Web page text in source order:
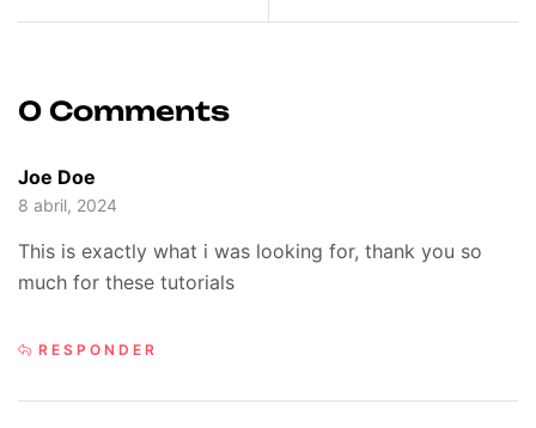
Group
0 Comments
Joe Doe
8 abril, 2024
This is exactly what i was looking for, thank you so
much for these tutorials
RESPONDER